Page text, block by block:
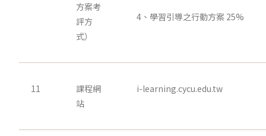
方案考
評方
式）
4、學習引導之行動方案 25%
11
課程網
站
i-learning.cycu.edu.tw